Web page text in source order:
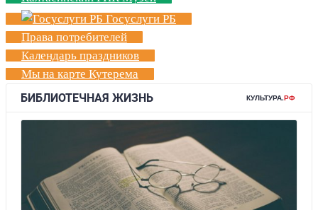
Госуслуги РБ
Права потребителей
Календарь праздников
Мы на карте Кутерема